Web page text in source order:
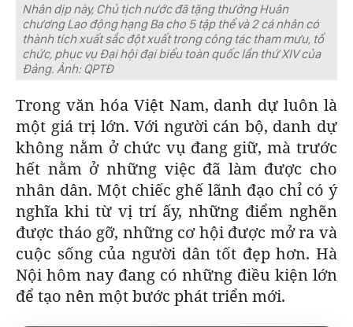
Nhân dịp này, Chủ tịch nước đã tặng thưởng Huân
chương Lao động hạng Ba cho 5 tập thể và 2 cá nhân có
thành tích xuất sắc đột xuất trong công tác tham mưu, tổ
chức, phục vụ Đại hội đại biểu toàn quốc lần thứ XIV của
Đảng. Ảnh: QPTĐ
Trong văn hóa Việt Nam, danh dự luôn là
một giá trị lớn. Với người cán bộ, danh dự
không nằm ở chức vụ đang giữ, mà trước
hết nằm ở những việc đã làm được cho
nhân dân. Một chiếc ghế lãnh đạo chỉ có ý
nghĩa khi từ vị trí ấy, những điểm nghẽn
được tháo gỡ, những cơ hội được mở ra và
cuộc sống của người dân tốt đẹp hơn. Hà
Nội hôm nay đang có những điều kiện lớn
để tạo nên một bước phát triển mới.